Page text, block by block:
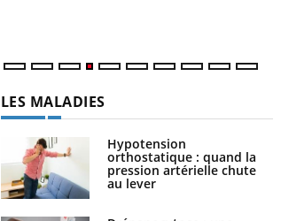
LES MALADIES
Hypotension
orthostatique : quand la
pression artérielle chute
au lever